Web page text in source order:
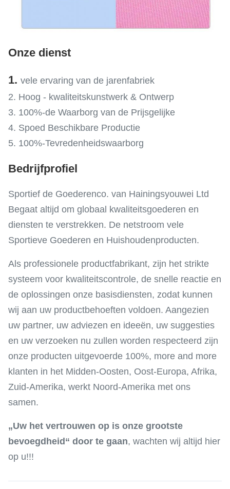
Onze dienst
1. vele ervaring van de jarenfabriek
2. Hoog - kwaliteitskunstwerk & Ontwerp
3. 100%-de Waarborg van de Prijsgelijke
4. Spoed Beschikbare Productie
5. 100%-Tevredenheidswaarborg
Bedrijfprofiel
Sportief de Goederenco. van Hainingsyouwei Ltd
Begaat altijd om globaal kwaliteitsgoederen en
diensten te verstrekken. De netstroom vele
Sportieve Goederen en Huishoudenproducten.
Als professionele productfabrikant, zijn het strikte
systeem voor kwaliteitscontrole, de snelle reactie en
de oplossingen onze basisdiensten, zodat kunnen
wij aan uw productbehoeften voldoen. Aangezien
uw partner, uw adviezen en ideeën, uw suggesties
en uw verzoeken nu zullen worden respecteerd zijn
onze producten uitgevoerde 100%, more and more
klanten in het Midden-Oosten, Oost-Europa, Afrika,
Zuid-Amerika, werkt Noord-Amerika met ons
samen.
„Uw het vertrouwen op is onze grootste
bevoegdheid“ door te gaan, wachten wij altijd hier
op u!!!